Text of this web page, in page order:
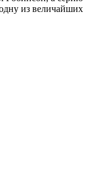
из величайших